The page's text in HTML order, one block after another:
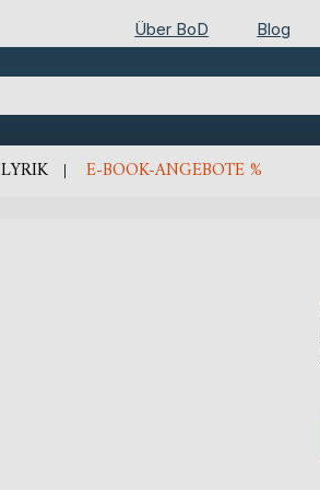
Über BoD Blog
LYRIK E-BOOK-ANGEBOTE %